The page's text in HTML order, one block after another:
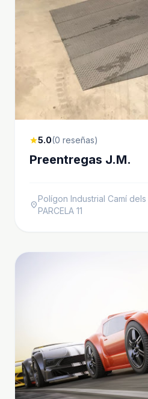
star5.0(0 reseñas)
Preentregas J.M.
location_on
Polígon Industrial Camí
PARCELA 11